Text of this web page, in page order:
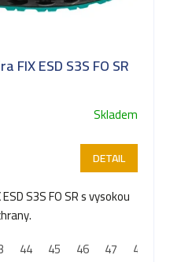
ESD S3S FO SR
Skladem
DETAIL
S3S FO SR s vysokou
44 45 46 47 48